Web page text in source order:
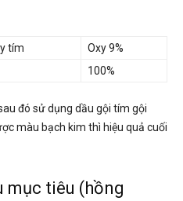
tím
Oxy 9%
100%
đó sử dụng dầu gội tím gội
màu bạch kim thì hiệu quả cuối
mục tiêu (hồng